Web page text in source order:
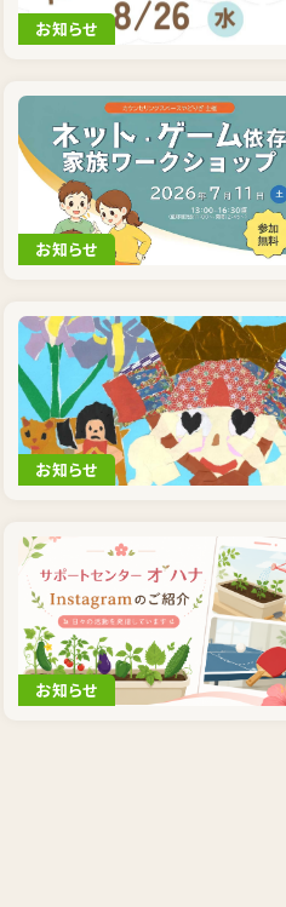
お知らせ
お知らせ
お知らせ
お知らせ